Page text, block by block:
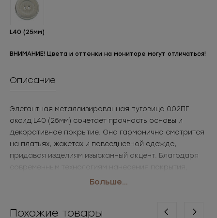
L40 (25мм)
ВНИМАНИЕ! Цвета и оттенки на мониторе могут отличаться!
Описание
Элегантная металлизированная пуговица 002ПГ
оксид L40 (25мм) сочетает прочность основы и
декоративное покрытие. Она гармонично смотрится
на платьях, жакетах и повседневной одежде,
придавая изделиям изысканный акцент. Благодаря
современным технологиям нанесения покрытия,
такие пуговицы фурнитура оптом сохраняют
• Размер: L40 (25мм)
Больше...
Похожие товары